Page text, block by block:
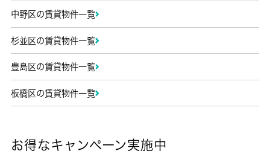
中野区の賃貸物件一覧
杉並区の賃貸物件一覧
豊島区の賃貸物件一覧
板橋区の賃貸物件一覧
お得なキャンペーン実施中